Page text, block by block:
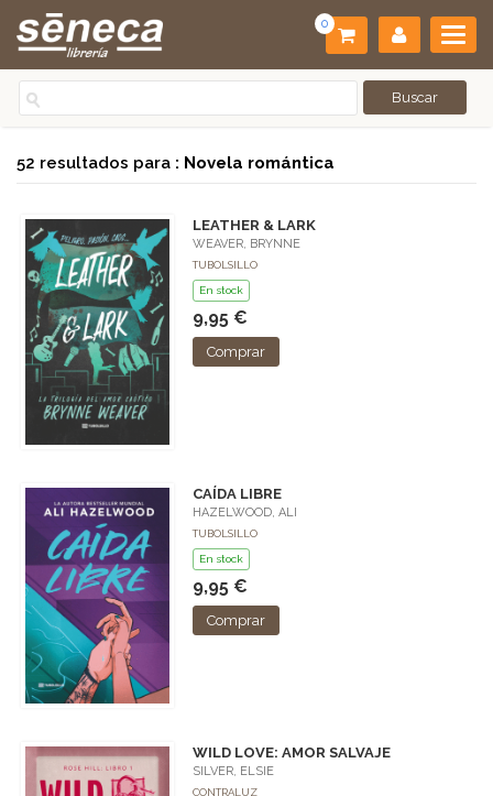
0
52 resultados para : Novela romántica
LEATHER & LARK
WEAVER, BRYNNE
TUBOLSILLO
En stock
9,95 €
Comprar
CAÍDA LIBRE
HAZELWOOD, ALI
TUBOLSILLO
En stock
9,95 €
Comprar
WILD LOVE: AMOR SALVAJE
SILVER, ELSIE
CONTRALUZ